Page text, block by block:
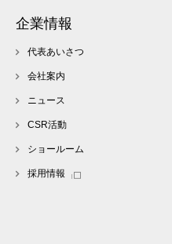
企業情報
代表あいさつ
会社案内
ニュース
CSR活動
ショールーム
採用情報